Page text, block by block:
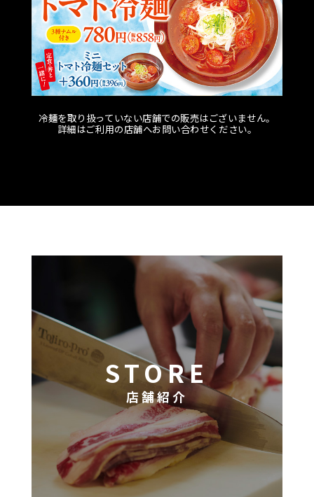
冷麺を取り扱っていない店舗での販売はございません。
詳細はご利用の店舗へお問い合わせください。
STORE
店舗紹介